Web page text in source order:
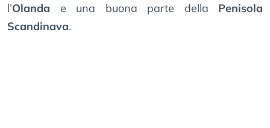
l’Olanda e una buona parte della Penisola
Scandinava.